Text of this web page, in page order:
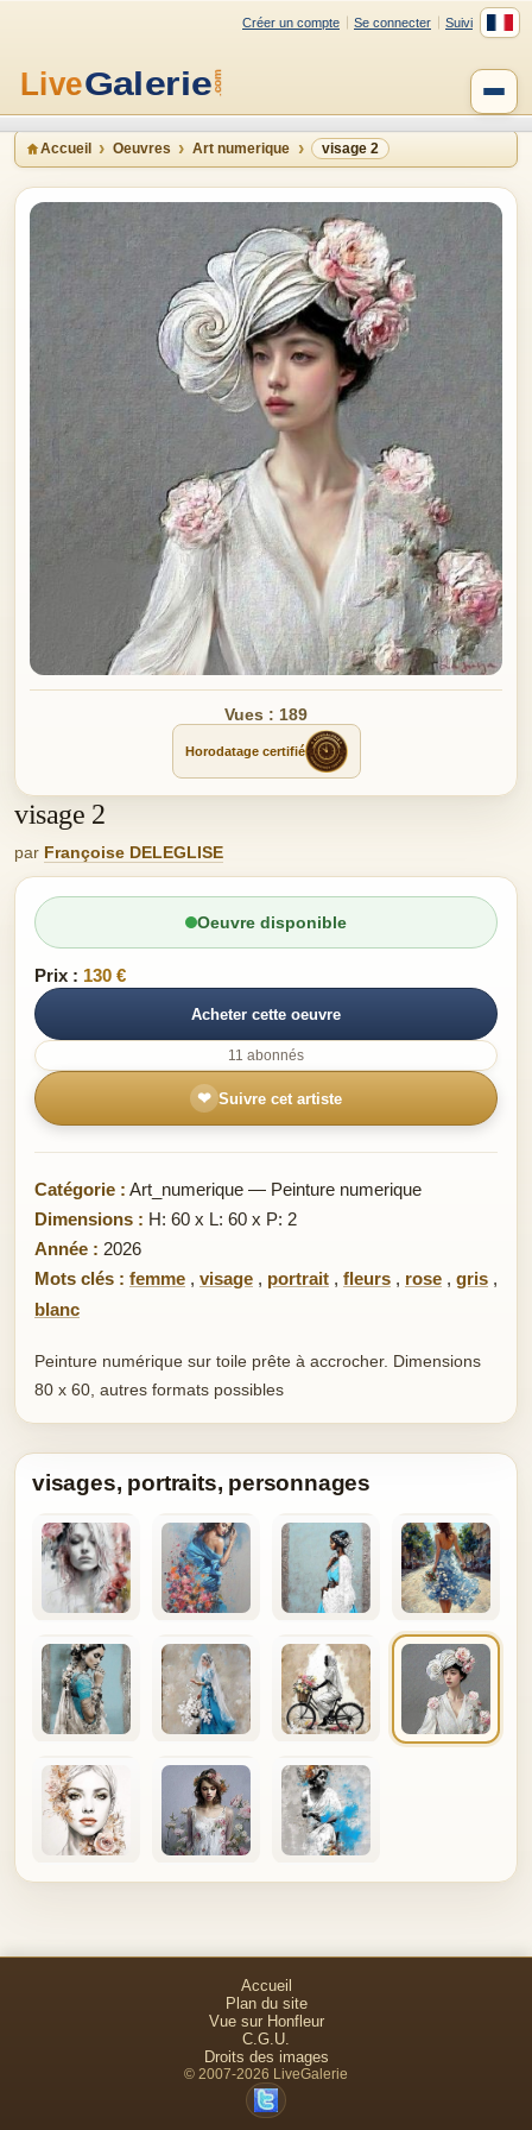
Créer un compte Se connecter Suivi
Accueil Oeuvres Art numerique visage 2
Vues : 189
Horodatage certifié
visage 2
par Françoise DELEGLISE
Oeuvre disponible
Prix : 130 €
Acheter cette oeuvre
11 abonnés
❤ Suivre cet artiste
Catégorie : Art_numerique — Peinture numerique
Dimensions : H: 60 x L: 60 x P: 2
Année : 2026
Mots clés : femme , visage , portrait , fleurs , rose , gris ,
blanc
Peinture numérique sur toile prête à accrocher. Dimensions
80 x 60, autres formats possibles
visages, portraits, personnages
Accueil
Plan du site
Vue sur Honfleur
C.G.U.
Droits des images
© 2007-2026 LiveGalerie